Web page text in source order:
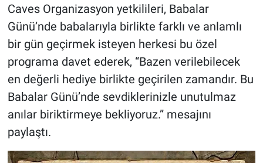
Caves Organizasyon yetkilileri, Babalar
Günü’nde babalarıyla birlikte farklı ve anlamlı
bir gün geçirmek isteyen herkesi bu özel
programa davet ederek, “Bazen verilebilecek
en değerli hediye birlikte geçirilen zamandır. Bu
Babalar Günü’nde sevdiklerinizle unutulmaz
anılar biriktirmeye bekliyoruz.” mesajını
paylaştı.